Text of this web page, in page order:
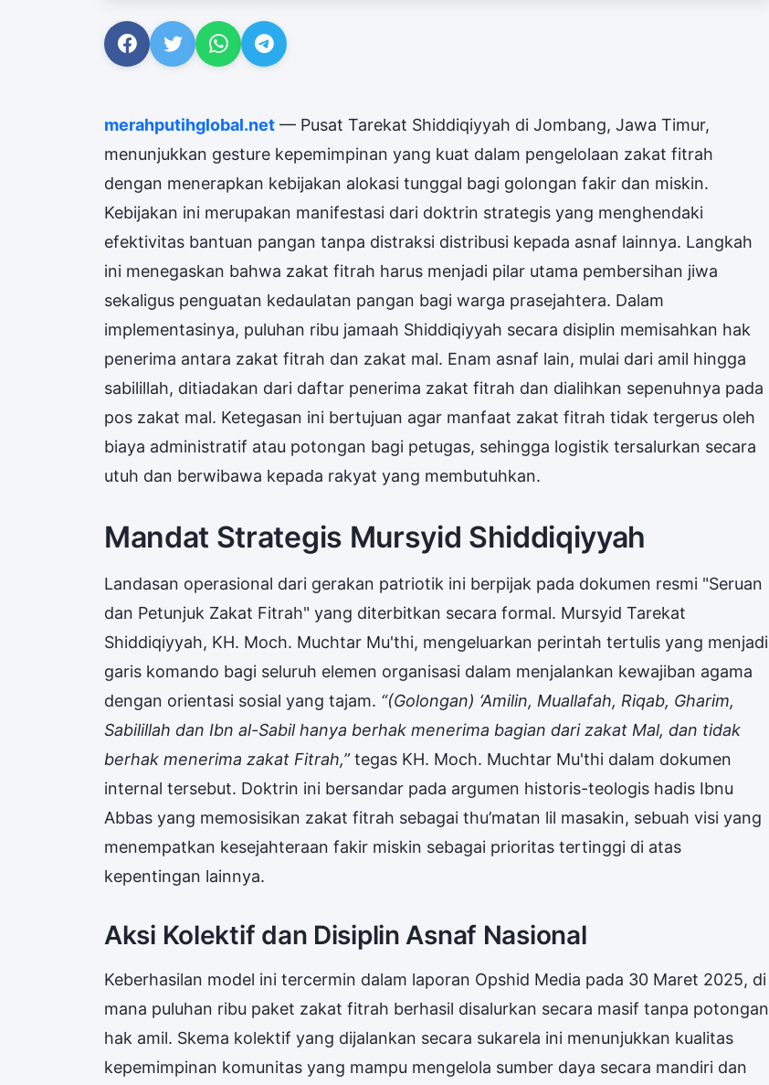
merahputihglobal.net — Pusat Tarekat Shiddiqiyyah di Jombang, Jawa Timur,
menunjukkan gesture kepemimpinan yang kuat dalam pengelolaan zakat fitrah
dengan menerapkan kebijakan alokasi tunggal bagi golongan fakir dan miskin.
Kebijakan ini merupakan manifestasi dari doktrin strategis yang menghendaki
efektivitas bantuan pangan tanpa distraksi distribusi kepada asnaf lainnya. Langkah
ini menegaskan bahwa zakat fitrah harus menjadi pilar utama pembersihan jiwa
sekaligus penguatan kedaulatan pangan bagi warga prasejahtera. Dalam
implementasinya, puluhan ribu jamaah Shiddiqiyyah secara disiplin memisahkan hak
penerima antara zakat fitrah dan zakat mal. Enam asnaf lain, mulai dari amil hingga
sabilillah, ditiadakan dari daftar penerima zakat fitrah dan dialihkan sepenuhnya pada
pos zakat mal. Ketegasan ini bertujuan agar manfaat zakat fitrah tidak tergerus oleh
biaya administratif atau potongan bagi petugas, sehingga logistik tersalurkan secara
utuh dan berwibawa kepada rakyat yang membutuhkan.
Mandat Strategis Mursyid Shiddiqiyyah
Landasan operasional dari gerakan patriotik ini berpijak pada dokumen resmi "Seruan
dan Petunjuk Zakat Fitrah" yang diterbitkan secara formal. Mursyid Tarekat
Shiddiqiyyah, KH. Moch. Muchtar Mu'thi, mengeluarkan perintah tertulis yang menjadi
garis komando bagi seluruh elemen organisasi dalam menjalankan kewajiban agama
dengan orientasi sosial yang tajam. “(Golongan) ‘Amilin, Muallafah, Riqab, Gharim,
Sabilillah dan Ibn al-Sabil hanya berhak menerima bagian dari zakat Mal, dan tidak
berhak menerima zakat Fitrah,”tegas KH. Moch. Muchtar Mu'thi dalam dokumen
internal tersebut. Doktrin ini bersandar pada argumen historis-teologis hadis Ibnu
Abbas yang memosisikan zakat fitrah sebagai thu’matan lil masakin, sebuah visi yang
menempatkan kesejahteraan fakir miskin sebagai prioritas tertinggi di atas
kepentingan lainnya.
Aksi Kolektif dan Disiplin Asnaf Nasional
Keberhasilan model ini tercermin dalam laporan Opshid Media pada 30 Maret 2025, di
mana puluhan ribu paket zakat fitrah berhasil disalurkan secara masif tanpa potongan
hak amil. Skema kolektif yang dijalankan secara sukarela ini menunjukkan kualitas
kepemimpinan komunitas yang mampu mengelola sumber daya secara mandiri dan